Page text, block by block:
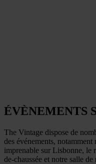
ÉVÈNEMENTS
The Vintage dispose de
des événements,
imprenable sur Lisbonne, le
de-chaussée et notre salle